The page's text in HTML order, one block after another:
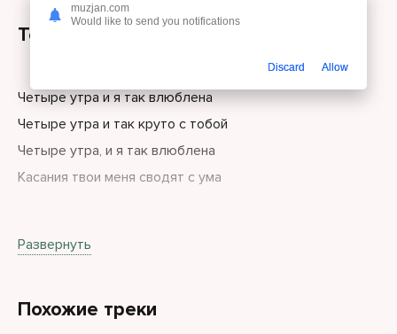
Текст песни
Четыре утра и я так влюблена
Четыре утра и так круто с тобой
Четыре утра, и я так влюблена
Касания твои меня сводят с ума
Мы играем в любовь, мы играем в любовь
Пару слов ты уже в пути
Развернуть
Похожие треки
muzjan.com
Would like to send you notifications
Discard Allow